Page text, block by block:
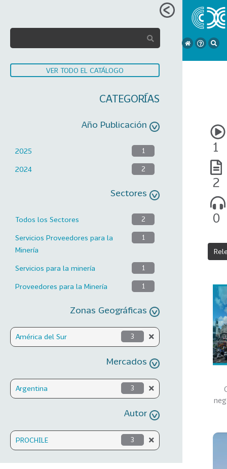
VER TODO EL CATÁLOGO
CATEGORÍAS
Año Publicación
2025 1
2024 2
Sectores
Todos los Sectores 2
Servicios Proveedores para la
Minería
1
Servicios para la minería 1
Proveedores para la Minería 1
Zonas Geográficas
América del Sur 3
Mercados
Argentina 3
Autor
PROCHILE 3
1
2
0